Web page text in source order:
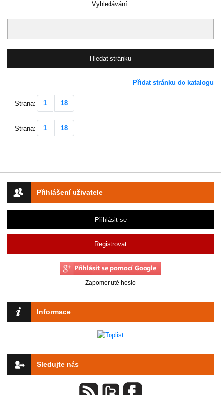
Přihlášení uživatele
Přihlásit se
Registrovat
Zapomenuté heslo
Informace
Sledujte nás
Vyhledávání:
Přidat stránku do katalogu
Strana: 1 18
Strana: 1 18